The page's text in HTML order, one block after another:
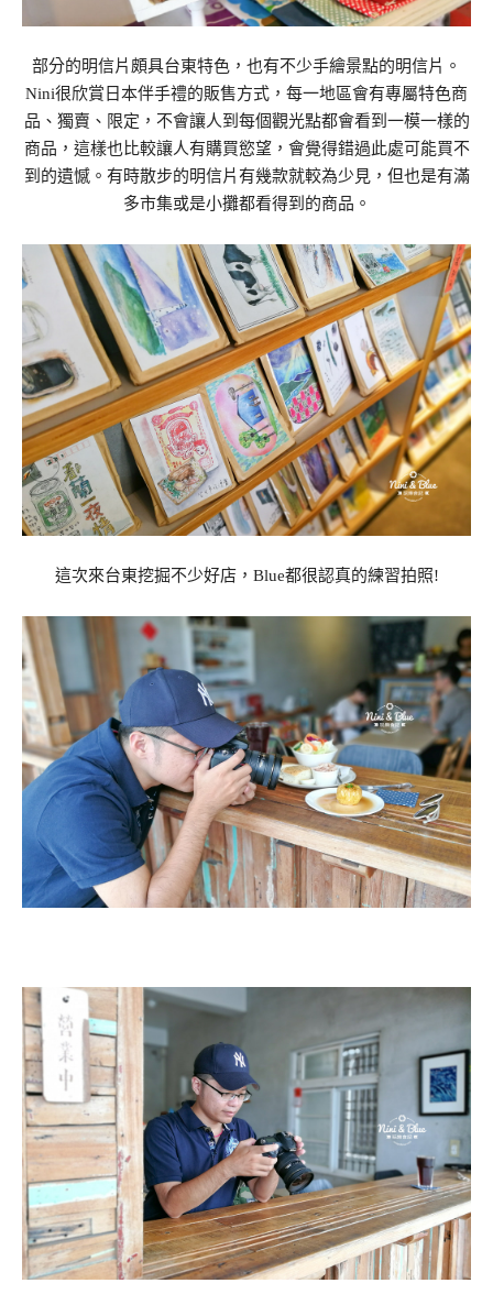
部分的明信片頗具台東特色，也有不少手繪景點的明信片。
Nini很欣賞日本伴手禮的販售方式，每一地區會有專屬特色商
品、獨賣、限定，不會讓人到每個觀光點都會看到一模一樣的
商品，這樣也比較讓人有購買慾望，會覺得錯過此處可能買不
到的遺憾。有時散步的明信片有幾款就較為少見，但也是有滿
多市集或是小攤都看得到的商品。
這次來台東挖掘不少好店，Blue都很認真的練習拍照!